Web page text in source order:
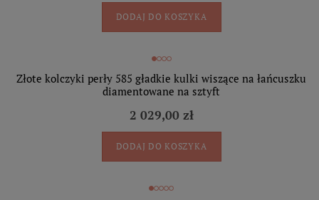
DODAJ DO KOSZYKA
Złote kolczyki perły 585 gładkie kulki wiszące na łańcuszku
diamentowane na sztyft
2 029,00 zł
DODAJ DO KOSZYKA